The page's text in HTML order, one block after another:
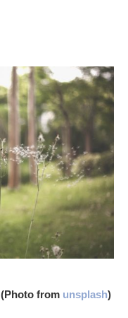
(Photo from unsplash)